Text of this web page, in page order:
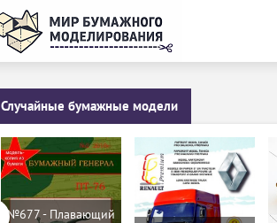
Случайные бумажные модели
№677 - Плавающий